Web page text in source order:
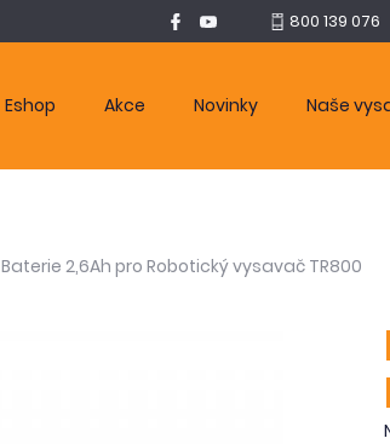
800 139 076
Eshop Akce Novinky Naše
Baterie 2,6Ah pro Robotický vysavač TR800